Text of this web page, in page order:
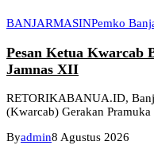
BANJARMASINPemko
Pesan Ketua Kwarcab
Jamnas XII
RETORIKABANUA.ID,
(Kwarcab) Gerakan
Byadmin8 Agustus 2026